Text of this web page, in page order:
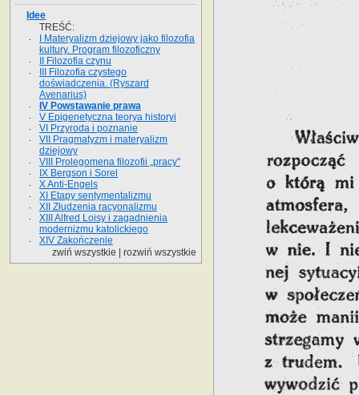
Idee
TREŚĆ:
I Materyalizm dziejowy jako filozofia
kultury. Program filozoficzny
II Filozofia czynu
III Filozofia czystego
doświadczenia. (Ryszard
Avenarius)
IV Powstawanie prawa
V Epigenetyczna teorya historyi
VI Przyroda i poznanie
VII Pragmatyzm i materyalizm
dziejowy
VIII Prolegomena filozofii „pracy"
IX Bergson i Sorel
X Anti-Engels
XI Etapy sentymentalizmu
XII Złudzenia racyonalizmu
XIII Alfred Loisy i zagadnienia
modernizmu katolickiego
XIV Zakończenie
zwiń wszystkie
rozwiń wszystkie